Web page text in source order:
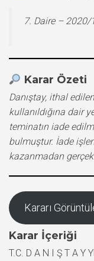
7. Daire –
Karar Özeti
Danıştay, ithal
kullanıldığına dair
teminatın iade
bulmuştur. İade
kazanmadan
Kararı
Karar İçeriği
T.C. D A N I Ş T A Y